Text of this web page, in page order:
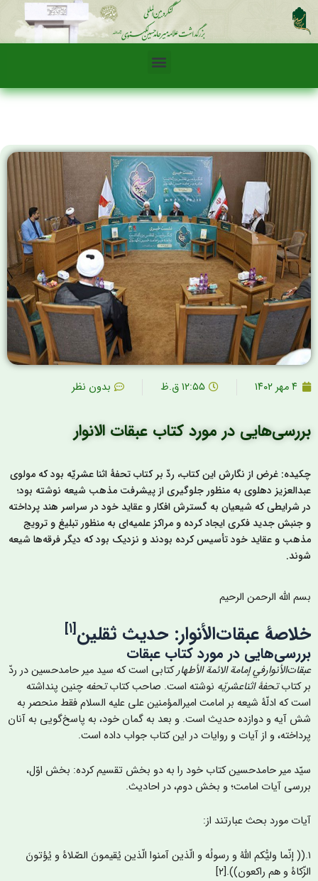
۴ مهر ۱۴۰۲ ۱۲:۵۵ ق.ظ بدون نظر
در مورد کتاب عبقات الانوار
غرض از نگارش این کتاب، ردّ بر کتاب تحفۀ اثنا عشریّه بود که مولوی
دهلوی به منظور جلوگیری از پیشرفت مذهب شیعه نوشته بود؛
شرایطی که شیعیان به گسترش افکار و عقاید خود در سراسر هند پرداخته
جنبش جدید فکری ایجاد کرده و مراکز علمیه‌ای به منظور تبلیغ و ترویج
و عقاید خود تأسیس کرده بودند و نزدیک بود که دیگر فرقه‌ها شیعه
الله الرحمن الرحیم
عبقات‌الأنوار: ح‍دی‍ث‌ ث‍ق‍ل‍ی‍ن‌[۱ ]
در مورد کتاب عبقات
إمامة الائمة الأطهارکتابی است که سید میر حامدحسین در ردّ
کتابتحفۀ اثناعشریّهنوشته است. صاحب کتابتحفهچنین پنداشته
که ادلّۀ شیعه بر امامت امیرالمؤمنین علی علیه السلام فقط منحصر به
آیه و دوازده حديث است. و بعد به گمان خود، به پاسخ‌گویی به آنان
و از آیات و روایات در این کتاب جواب داده است.
میر حامد‌حسین کتاب خود را به دو بخش تقسیم کرده: بخش اوّل،
آیات امامت؛ و بخش دوم، در احادیث.
مورد بحث عبارتند از:
۱.(( إنّما ولیُّکم اللهُ و رسولُه و الّذين آمنوا الّذين يُقيمونَ الصّلاۀ و يُؤتونَ
و هم راکعون)).[۲]